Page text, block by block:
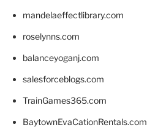
mandelaeffectlibrary.com
roselynns.com
balanceyoganj.com
salesforceblogs.com
TrainGames365.com
BaytownEvaCationRentals.com